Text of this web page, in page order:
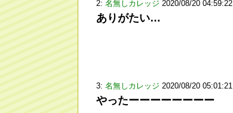
2: 名無しカレッジ 2020/08/20 04:59:22
ありがたい…
3: 名無しカレッジ 2020/08/20 05:01:21
やったーーーーーーーー